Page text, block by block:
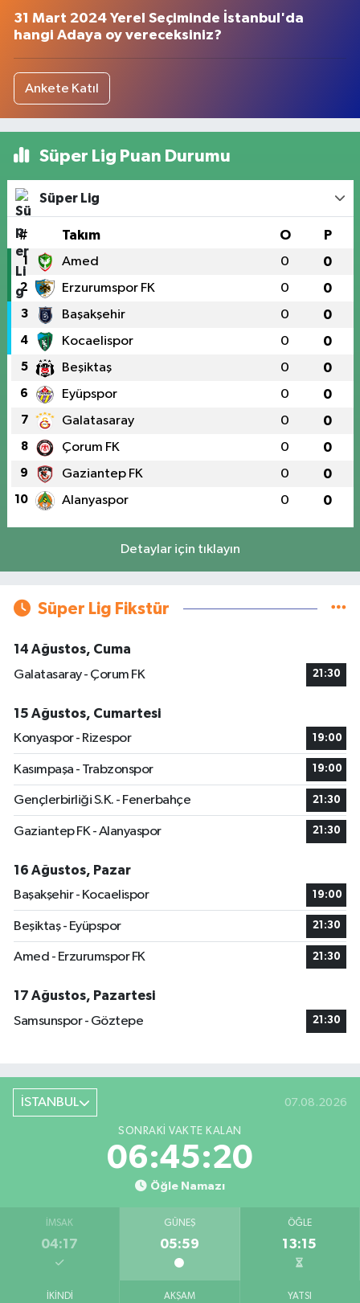
31 Mart 2024 Yerel Seçiminde İstanbul'da
hangi Adaya oy vereceksiniz?
Ankete Katıl
Süper Lig Puan Durumu
Süper Lig
# Takım O P
1 Amed 0 0
2 Erzurumspor FK 0 0
3 Başakşehir 0 0
4 Kocaelispor 0 0
5 Beşiktaş 0 0
6 Eyüpspor 0 0
7 Galatasaray 0 0
8 Çorum FK 0 0
9 Gaziantep FK 0 0
10 Alanyaspor 0 0
Detaylar için tıklayın
Süper Lig Fikstür
14 Ağustos, Cuma
Galatasaray - Çorum FK
21:30
15 Ağustos, Cumartesi
Konyaspor - Rizespor
19:00
Kasımpaşa - Trabzonspor 19:00
Gençlerbirliği S.K. - Fenerbahçe 21:30
Gaziantep FK - Alanyaspor 21:30
16 Ağustos, Pazar
Başakşehir - Kocaelispor
19:00
Beşiktaş - Eyüpspor 21:30
Amed - Erzurumspor FK 21:30
17 Ağustos, Pazartesi
Samsunspor - Göztepe
21:30
İSTANBUL 07.08.2026
SONRAKI VAKTE KALAN
06:45:20
Öğle Namazı
İMSAK
04:17
GÜNEŞ
05:59
ÖĞLE
13:15
İKINDI AKŞAM YATSI